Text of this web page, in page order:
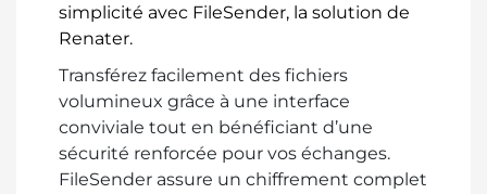
simplicité avec FileSender, la solution de
Renater.
Transférez facilement des fichiers
volumineux grâce à une interface
conviviale tout en bénéficiant d’une
sécurité renforcée pour vos échanges.
FileSender assure un chiffrement complet